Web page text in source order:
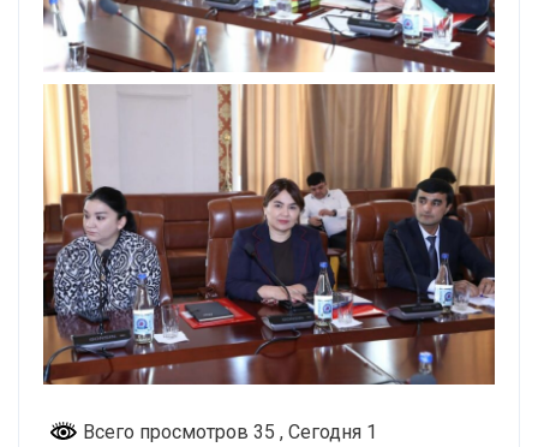
Всего просмотров 35 , Сегодня 1